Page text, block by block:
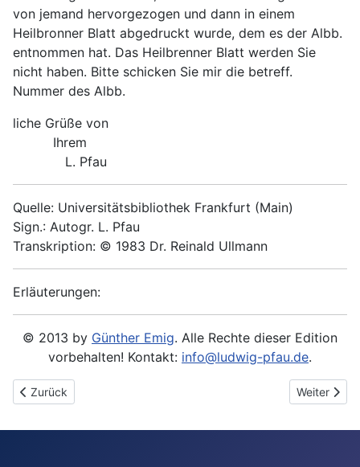
von jemand hervorgezogen und dann in einem
Heilbronner Blatt abgedruckt wurde, dem es der Albb.
entnommen hat. Das Heilbrenner Blatt werden Sie
nicht haben. Bitte schicken Sie mir die betreff.
Nummer des Albb.
liche Grüße von
Ihrem
L. Pfau
Quelle: Universitätsbibliothek Frankfurt (Main)
Sign.: Autogr. L. Pfau
Transkription: © 1983 Dr. Reinald Ullmann
Erläuterungen:
© 2013 by Günther Emig. Alle Rechte dieser Edition
vorbehalten! Kontakt: info@ludwig-pfau.de.
Vorheriger Beitrag: 1893-06-30 - An Anna Spier
Zurück Nächster
Weiter